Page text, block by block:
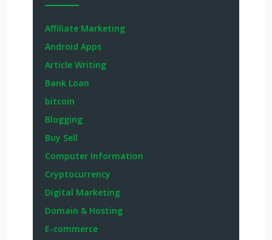
Affiliate Marketing
Android Apps
Article Writing
Bank Loan
bitcoin
Blogging
Buy Sell
Computer Information
Cryptocurrency
Digital Marketing
Domain & Hosting
E-commerce